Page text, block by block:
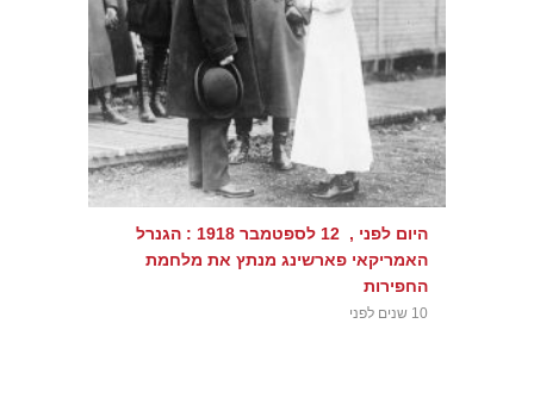
היום לפני , 12 לספטמבר 1918 : הגנרל
האמריקאי פארשינג מנתץ את מלחמת
החפירות
10 שנים לפני